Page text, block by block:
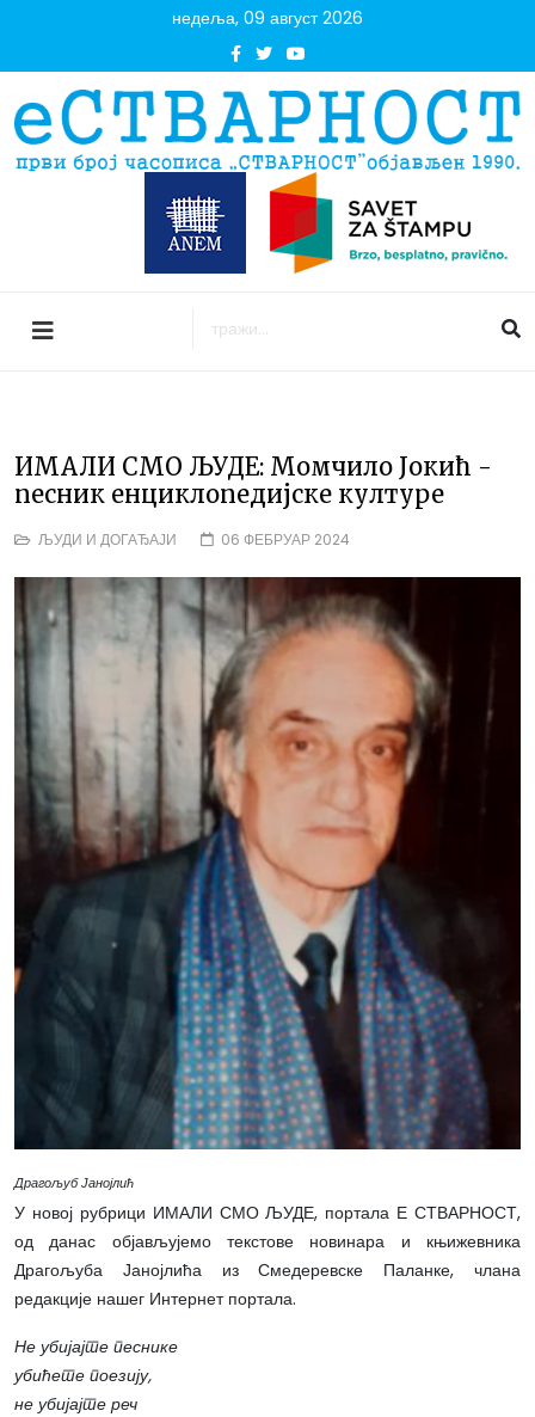
недеља, 09 август 2026
ИМАЛИ СМО ЉУДЕ: Момчило Jокић -
песник енциклопедијске културе
ЉУДИ И ДОГАЂАЈИ 06 ФЕБРУАР 2024
Драгољуб Јанојлић
У новој рубрици ИМАЛИ СМО ЉУДЕ, портала Е СТВАРНОСТ,
од данас објављујемо текстове новинара и књижевника
Драгољуба Јанојлића из Смедеревске Паланке, члана
редакције нашег Интернет портала.
Не убијајте песнике
убићете поезију,
не убијајте реч